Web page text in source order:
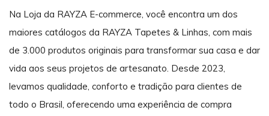
Na Loja da RAYZA E-commerce, você encontra um dos
maiores catálogos da RAYZA Tapetes & Linhas, com mais
de 3.000 produtos originais para transformar sua casa e dar
vida aos seus projetos de artesanato. Desde 2023,
levamos qualidade, conforto e tradição para clientes de
todo o Brasil, oferecendo uma experiência de compra